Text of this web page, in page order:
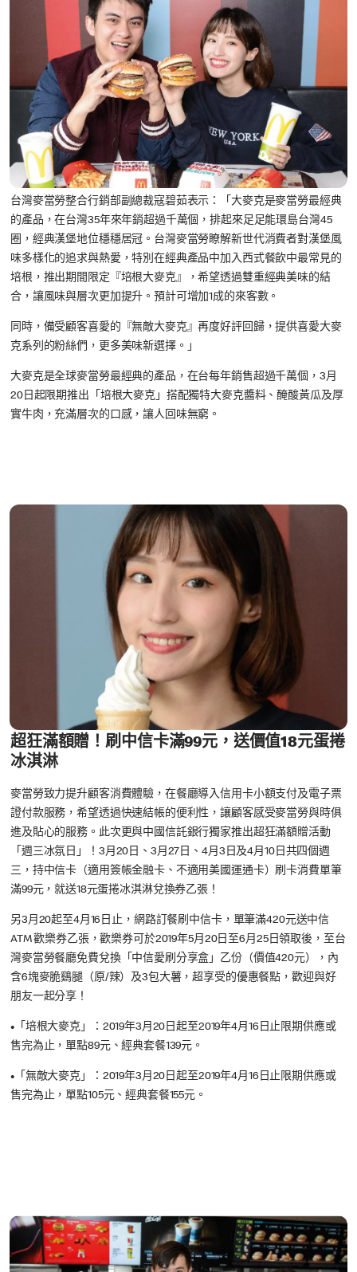
台灣麥當勞整合行銷部副總裁寇碧茹表示：「大麥克是麥當勞最經典
的產品，在台灣35年來年銷超過千萬個，排起來足足能環島台灣45
圈，經典漢堡地位穩穩居冠。台灣麥當勞瞭解新世代消費者對漢堡風
味多樣化的追求與熱愛，特別在經典產品中加入西式餐飲中最常見的
培根，推出期間限定『培根大麥克』，希望透過雙重經典美味的結
合，讓風味與層次更加提升。預計可增加1成的來客數。
同時，備受顧客喜愛的『無敵大麥克』再度好評回歸，提供喜愛大麥
克系列的粉絲們，更多美味新選擇。」
大麥克是全球麥當勞最經典的產品，在台每年銷售超過千萬個，3月
20日起限期推出「培根大麥克」搭配獨特大麥克醬料、醃酸黃瓜及厚
實牛肉，充滿層次的口感，讓人回味無窮。
超狂滿額贈！刷中信卡滿99元，送價值18元蛋捲
冰淇淋
麥當勞致力提升顧客消費體驗，在餐廳導入信用卡小額支付及電子票
證付款服務，希望透過快速結帳的便利性，讓顧客感受麥當勞與時俱
進及貼心的服務。此次更與中國信託銀行獨家推出超狂滿額贈活動
「週三冰氛日」！3月20日、3月27日、4月3日及4月10日共四個週
三，持中信卡（適用簽帳金融卡、不適用美國運通卡）刷卡消費單筆
滿99元，就送18元蛋捲冰淇淋兌換券乙張！
另3月20起至4月16日止，網路訂餐刷中信卡，單筆滿420元送中信
ATM 歡樂券乙張，歡樂券可於2019年5月20日至6月25日領取後，至台
灣麥當勞餐廳免費兌換「中信愛刷分享盒」乙份（價值420元），內
含6塊麥脆鷄腿（原/辣）及3包大薯，超享受的優惠餐點，歡迎與好
朋友一起分享！
•「培根大麥克」：2019年3月20日起至2019年4月16日止限期供應或
售完為止，單點89元、經典套餐139元。
•「無敵大麥克」：2019年3月20日起至2019年4月16日止限期供應或
售完為止，單點105元、經典套餐155元。